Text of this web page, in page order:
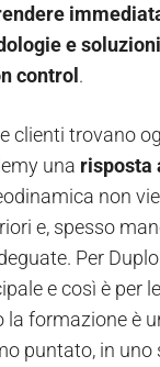
e
control.
clienti trovano
una risposta
non
e, spesso
Per
e così è per
la formazione è
puntato, in uno